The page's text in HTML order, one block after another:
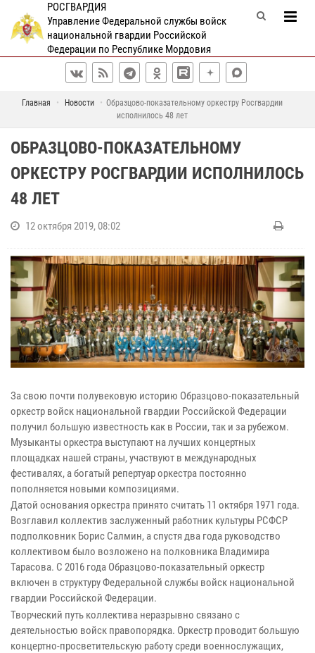
РОСГВАРДИЯ
Управление Федеральной службы войск
национальной гвардии Российской
Федерации по Республике Мордовия
Главная Новости
Образцово-показательному оркестру Росгвардии
исполнилось 48 лет
ОБРАЗЦОВО-ПОКАЗАТЕЛЬНОМУ
ОРКЕСТРУ РОСГВАРДИИ ИСПОЛНИЛОСЬ
48 ЛЕТ
12 октября 2019, 08:02
За свою почти полувековую историю Образцово-показательный
оркестр войск национальной гвардии Российской Федерации
получил большую известность как в России, так и за рубежом.
Музыканты оркестра выступают на лучших концертных
площадках нашей страны, участвуют в международных
фестивалях, а богатый репертуар оркестра постоянно
пополняется новыми композициями.
Датой основания оркестра принято считать 11 октября 1971 года.
Возглавил коллектив заслуженный работник культуры РСФСР
подполковник Борис Салмин, а спустя два года руководство
коллективом было возложено на полковника Владимира
Тарасова. С 2016 года Образцово-показательный оркестр
включен в структуру Федеральной службы войск национальной
гвардии Российской Федерации.
Творческий путь коллектива неразрывно связано с
деятельностью войск правопорядка. Оркестр проводит большую
концертно-просветительскую работу среди военнослужащих,